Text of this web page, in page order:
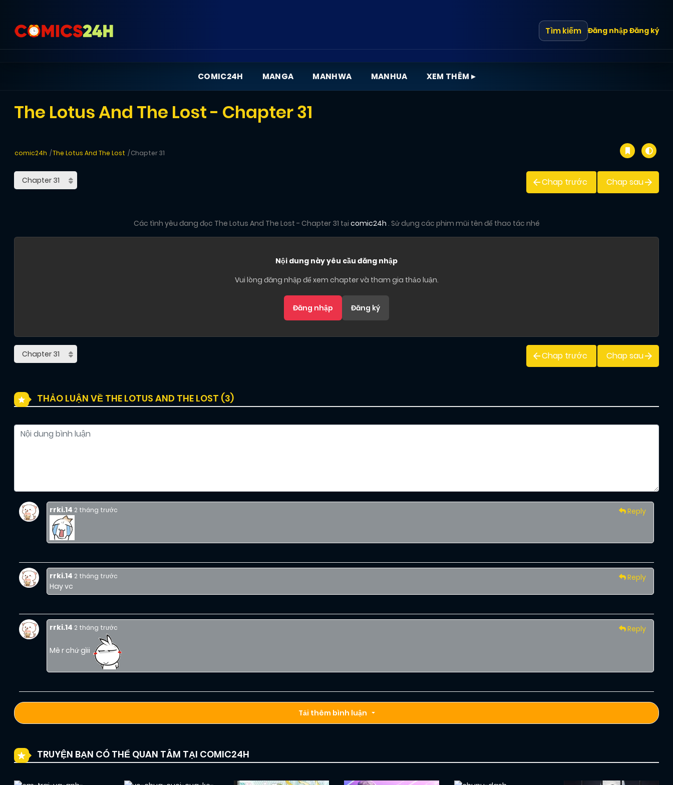
Tìm kiếm Đăng nhậpĐăng ký
COMIC24H MANGA MANHWA MANHUA XEM THÊM ▸
The Lotus And The Lost - Chapter 31
comic24h The Lotus And The Lost Chapter 31
Chap trước Chap sau
Các tình yêu đang đọc The Lotus And The Lost - Chapter 31 tại comic24h . Sử dụng các phim mũi tên để thao tác nhé
Nội dung này yêu cầu đăng nhập
Vui lòng đăng nhập để xem chapter và tham gia thảo luận.
Đăng nhập Đăng ký
Chap trước Chap sau
THẢO LUẬN VỀ THE LOTUS AND THE LOST (3)
rrki.14 2 tháng trước Reply
rrki.14 2 tháng trước
Hay vc
Reply
rrki.14 2 tháng trước
Mê r chứ gìii
Reply
Tải thêm bình luận
TRUYỆN BẠN CÓ THỂ QUAN TÂM TẠI COMIC24H